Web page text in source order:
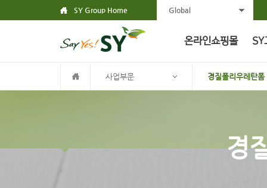
SY Group Home Global
온라인쇼핑몰 SY
사업부문 경질폴리우레탄폼
경